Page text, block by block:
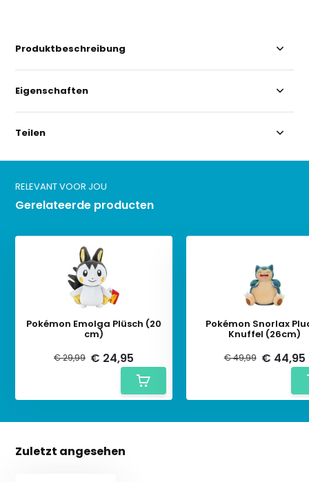
Produktbeschreibung
Eigenschaften
Teilen
RELEVANT VOOR JOU
Gerelateerde producten
Pokémon Emolga Plüsch (20
cm)
€ 29,99 € 24,95
Pokémon Snorlax
Knuffel (26cm)
€ 49,99 € 44,95
Zuletzt angesehen